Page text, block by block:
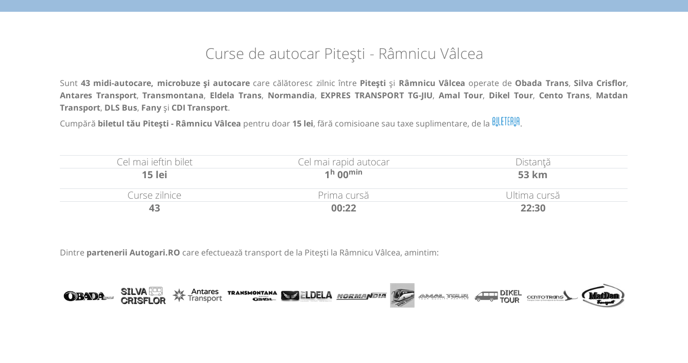
Curse de autocar Pitești - Râmnicu Vâlcea
Sunt43 midi-autocare, microbuze și autocare care călătoresc zilnic între Pitești și Râmnicu Vâlcea operate de Obada Trans, Silva Crisflor,
Antares Transport,Transmontana, Eldela Trans, Normandia, EXPRES TRANSPORT TG-JIU, Amal Tour, Dikel Tour, Cento Trans, Matdan
Transport, DLS Bus, Fany și CDI Transport.
Cumpără biletul tău Pitești - Râmnicu Vâlcea pentru doar 15 lei, fără comisioane sau taxe suplimentare, de la .
Cel mai ieftin bilet
15 lei
Cel mai rapid autocar
1h 00min
Distanță
53 km
Curse zilnice
43
Prima cursă
00:22
Ultima cursă
22:30
Dintre partenerii Autogari.RO care efectuează transport de la Pitești la Râmnicu Vâlcea, amintim: